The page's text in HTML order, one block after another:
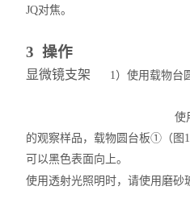
JQ对焦。
3 操作
显微镜支架 1）使用载物台
使用反射光照明
的观察样品，载物圆台板①（图
可以黑色表面向上。
使用透射光照明时，请使用磨砂